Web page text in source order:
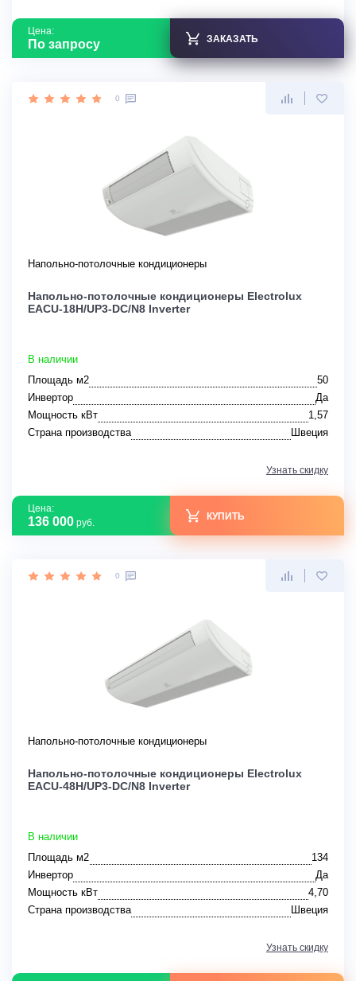
Цена:
По запросу ЗАКАЗАТЬ
0
Напольно-потолочные кондиционеры
Напольно-потолочные кондиционеры Electrolux
EACU-18H/UP3-DC/N8 Inverter
В наличии
Площадь м2
50
Инвертор
Да
Мощность кВт
1,57
Страна производства
Швеция
Узнать скидку
Цена:
136 000 руб.
КУПИТЬ
0
Напольно-потолочные кондиционеры
Напольно-потолочные кондиционеры Electrolux
EACU-48H/UP3-DC/N8 Inverter
В наличии
Площадь м2
134
Инвертор
Да
Мощность кВт
4,70
Страна производства
Швеция
Узнать скидку